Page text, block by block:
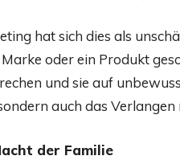
hat sich dies als
Marke oder ein Produkt
und sie auf
auch das
der Familie